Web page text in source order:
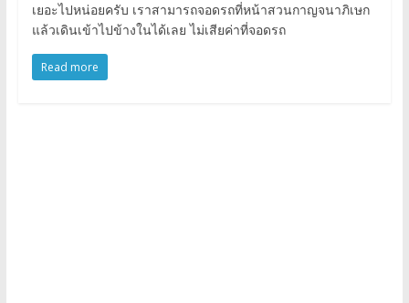
เยอะไปหน่อยครับ เราสามารถจอดรถที่หน้าสวนกาญจนาภิเษก
แล้วเดินเข้าไปข้างในได้เลย ไม่เสียค่าที่จอดรถ
Read more